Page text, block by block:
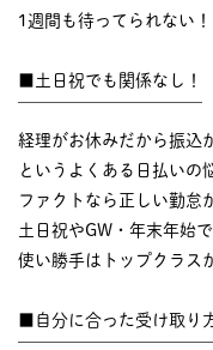
1週間も待ってられない
■土日祝でも関係なし！
経理がお休みだから振込
というよくある日払いの
ファクトなら正しい勤怠
土日祝やGW・年末年始
使い勝手はトップクラス
■自分に合った受け取り